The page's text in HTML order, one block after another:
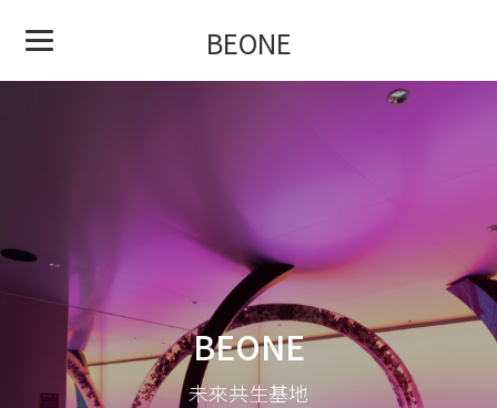
BEONE
BEONE
未來共生基地